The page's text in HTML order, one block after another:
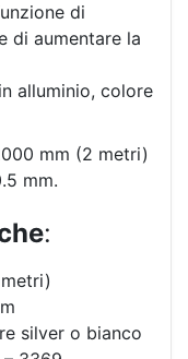
di
di aumentare la
alluminio, colore
mm (2 metri)
mm.
:
silver o bianco